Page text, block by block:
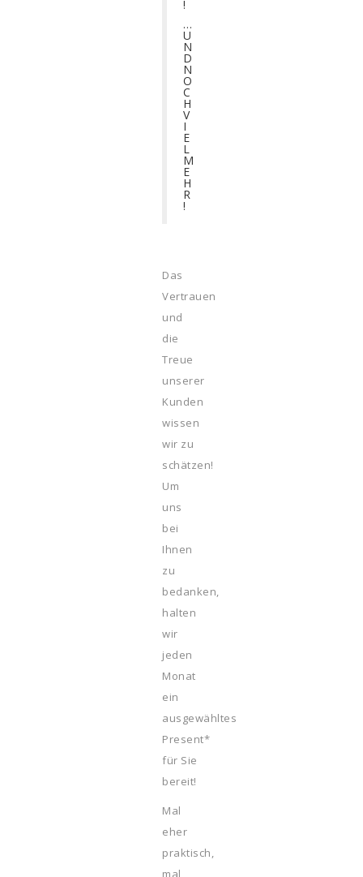
!
…
U
N
D
N
O
C
H
V
I
E
L
M
E
H
R
!
Das
Vertrauen
und
die
Treue
unserer
Kunden
wissen
wir zu
schätzen!
Um
uns
bei
Ihnen
zu
bedanken,
halten
wir
jeden
Monat
ein
ausgewähltes
Present*
für Sie
bereit!
Mal
eher
praktisch,
mal